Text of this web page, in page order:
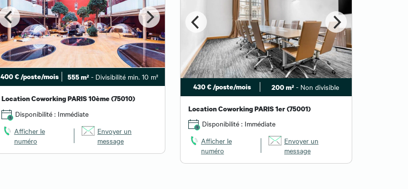
400 € /poste/mois 555 m² - Divisibilité min. 10 m²
Location Coworking PARIS 10ème (75010)
Disponibilité : Immédiate
Afficher le
numéro
Envoyer un
message
430 € /poste/mois 200 m² - Non divisible
Location Coworking PARIS 1er (75001)
Disponibilité : Immédiate
Afficher le
numéro
Envoyer un
message